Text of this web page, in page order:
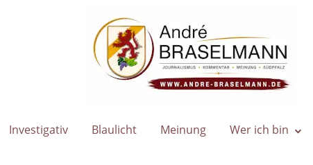
Investigativ Blaulicht Meinung Wer ich bin